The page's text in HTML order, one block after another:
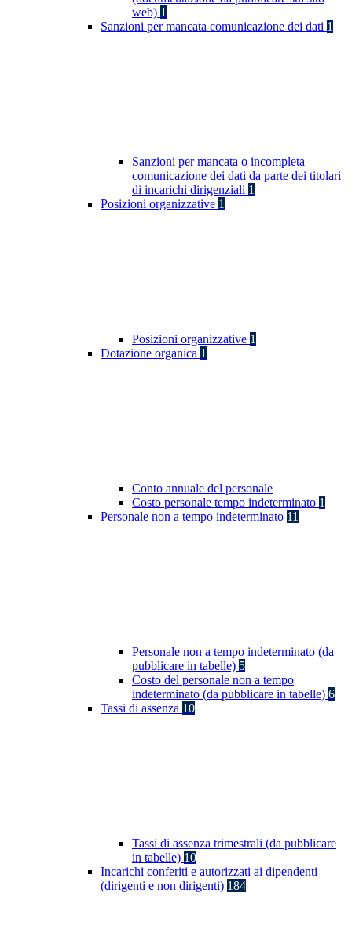
web) 1
Sanzioni per mancata comunicazione dei dati 1
Sanzioni per mancata o incompleta
comunicazione dei dati da parte dei titolari
di incarichi dirigenziali 1
Posizioni organizzative 1
Posizioni organizzative 1
Dotazione organica 1
Conto annuale del personale
Costo personale tempo indeterminato 1
Personale non a tempo indeterminato 11
Personale non a tempo indeterminato (da
pubblicare in tabelle) 5
Costo del personale non a tempo
indeterminato (da pubblicare in tabelle) 6
Tassi di assenza 10
Tassi di assenza trimestrali (da pubblicare
in tabelle) 10
Incarichi conferiti e autorizzati ai dipendenti
(dirigenti e non dirigenti) 184